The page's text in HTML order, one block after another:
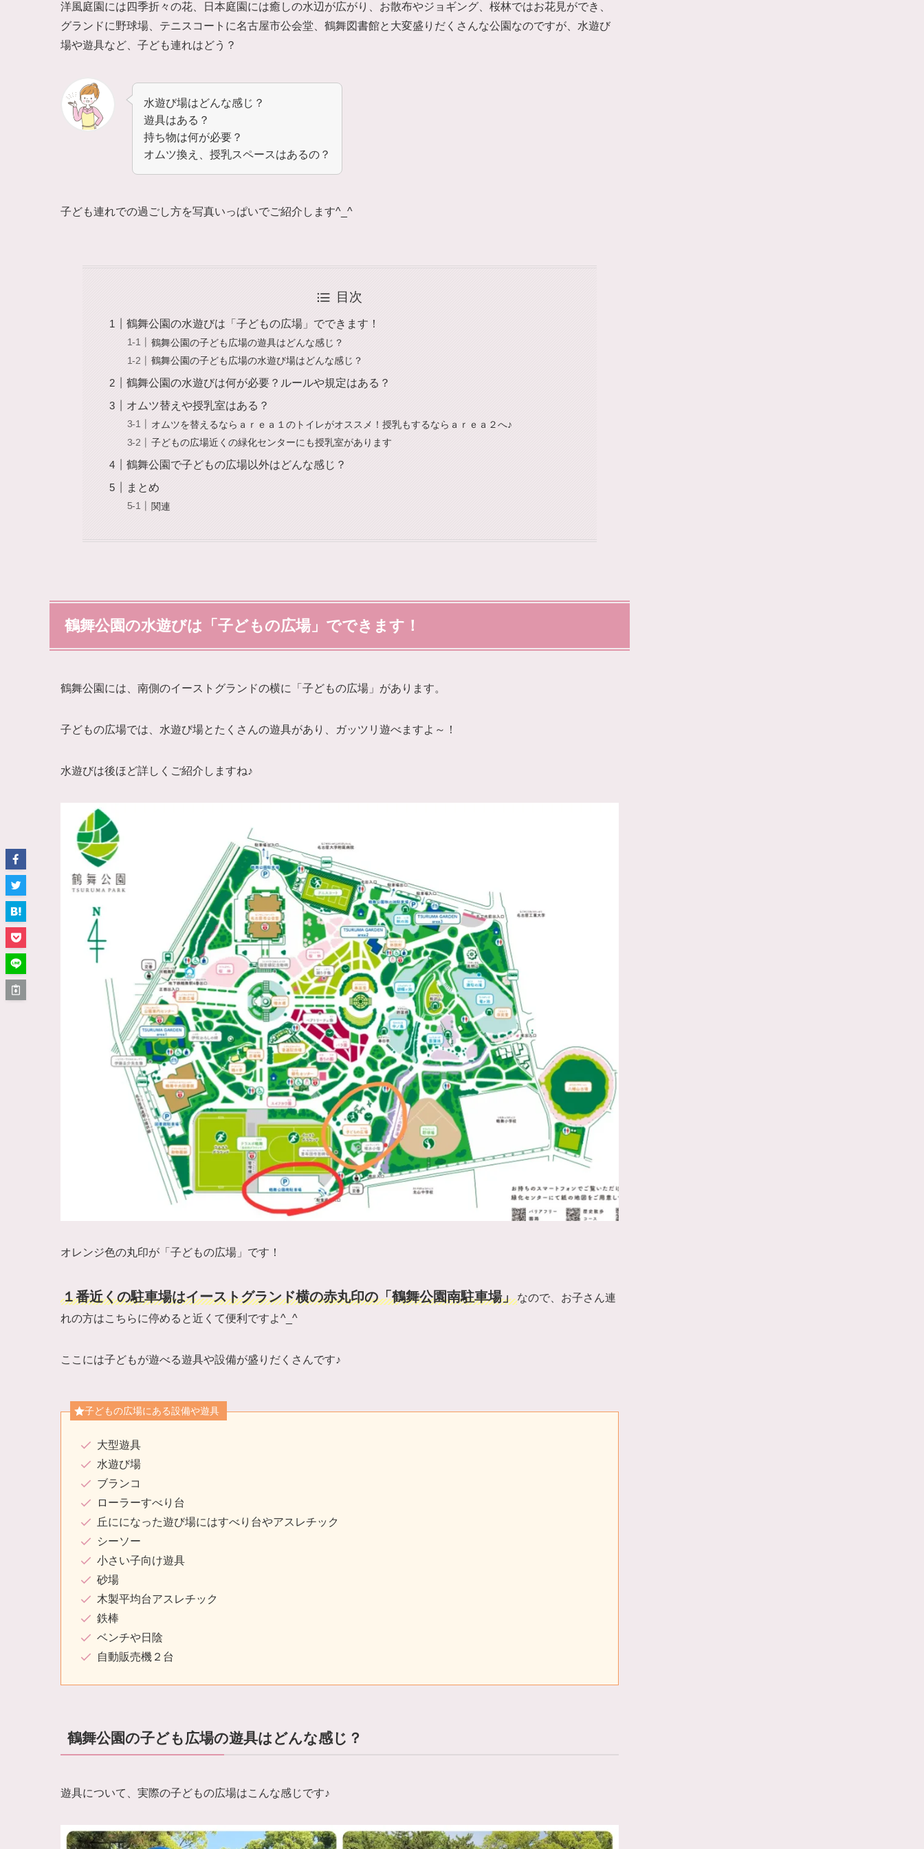
洋風庭園には四季折々の花、日本庭園には癒しの水辺が広がり、お散布やジョギング、桜林ではお花見ができ、
グランドに野球場、テニスコートに名古屋市公会堂、鶴舞図書館と大変盛りだくさんな公園なのですが、水遊び
場や遊具など、子ども連れはどう？
水遊び場はどんな感じ？
遊具はある？
持ち物は何が必要？
オムツ換え、授乳スペースはあるの？
子ども連れでの過ごし方を写真いっぱいでご紹介します^_^
目次
鶴舞公園の水遊びは「子どもの広場」でできます！
鶴舞公園の子ども広場の遊具はどんな感じ？
鶴舞公園の子ども広場の水遊び場はどんな感じ？
鶴舞公園の水遊びは何が必要？ルールや規定はある？
オムツ替えや授乳室はある？
オムツを替えるならａｒｅａ１のトイレがオススメ！授乳もするならａｒｅａ２へ♪
子どもの広場近くの緑化センターにも授乳室があります
鶴舞公園で子どもの広場以外はどんな感じ？
まとめ
関連
鶴舞公園の水遊びは「子どもの広場」でできます！
鶴舞公園には、南側のイーストグランドの横に「子どもの広場」があります。
子どもの広場では、水遊び場とたくさんの遊具があり、ガッツリ遊べますよ～！
水遊びは後ほど詳しくご紹介しますね♪
オレンジ色の丸印が「子どもの広場」です！
１番近くの駐車場はイーストグランド横の赤丸印の「鶴舞公園南駐車場」なので、お子さん連
れの方はこちらに停めると近くて便利ですよ^_^
ここには子どもが遊べる遊具や設備が盛りだくさんです♪
子どもの広場にある設備や遊具
大型遊具
水遊び場
ブランコ
ローラーすべり台
丘にになった遊び場にはすべり台やアスレチック
シーソー
小さい子向け遊具
砂場
木製平均台アスレチック
鉄棒
ベンチや日陰
自動販売機２台
鶴舞公園の子ども広場の遊具はどんな感じ？
遊具について、実際の子どもの広場はこんな感じです♪